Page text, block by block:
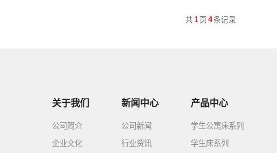
共 1 页 4条记录
关于我们
公司简介
企业文化
新闻中心
公司新闻
行业资讯
产品中心
学生公寓床系列
学生床系列